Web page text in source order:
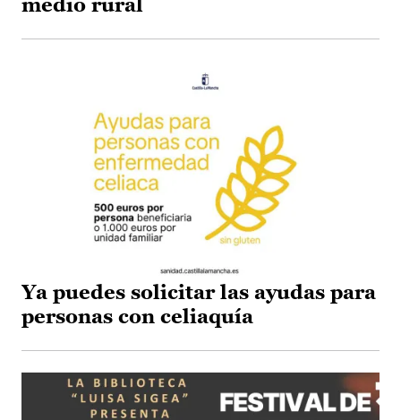
medio rural
Ya puedes solicitar las ayudas para
personas con celiaquía